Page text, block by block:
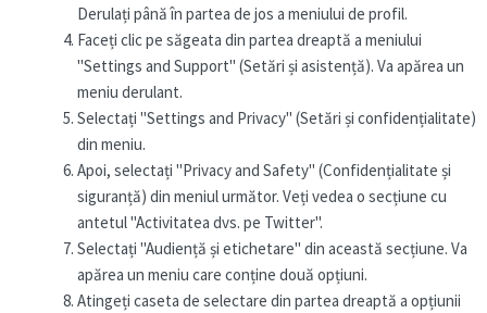
Derulați până în partea de jos a meniului de profil.
Faceți clic pe săgeata din partea dreaptă a meniului
"Settings and Support" (Setări și asistență). Va apărea un
meniu derulant.
Selectați "Settings and Privacy" (Setări și confidențialitate)
din meniu.
Apoi, selectați "Privacy and Safety" (Confidențialitate și
siguranță) din meniul următor. Veți vedea o secțiune cu
antetul "Activitatea dvs. pe Twitter".
Selectați "Audiență și etichetare" din această secțiune. Va
apărea un meniu care conține două opțiuni.
Atingeți caseta de selectare din partea dreaptă a opțiunii